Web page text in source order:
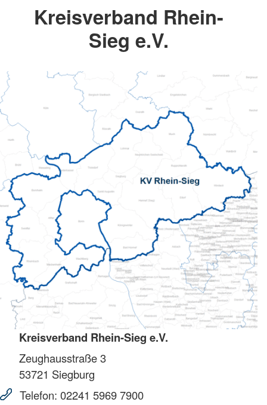
Kreisverband Rhein-
Sieg e.V.
Kreisverband Rhein-Sieg e.V.
Zeughausstraße 3
53721 Siegburg
Telefon: 02241 5969 7900